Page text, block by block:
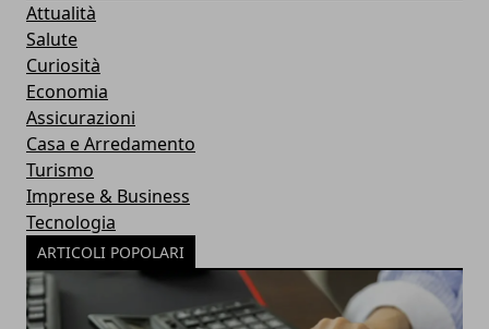
Attualità
Salute
Curiosità
Economia
Assicurazioni
Casa e Arredamento
Turismo
Imprese & Business
Tecnologia
ARTICOLI POPOLARI